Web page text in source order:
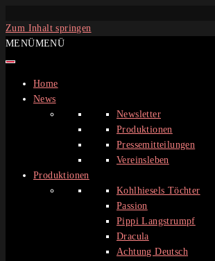
Zum Inhalt springen
MENÜMENÜ
Home
News
Newsletter
Produktionen
Pressemitteilungen
Vereinsleben
Produktionen
Kohlhiesels Töchter
Passion
Pippi Langstrumpf
Dracula
Achtung Deutsch